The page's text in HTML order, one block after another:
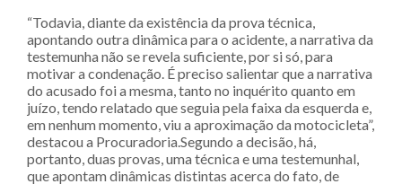
“Todavia, diante da existência da prova técnica,
apontando outra dinâmica para o acidente, a narrativa da
testemunha não se revela suficiente, por si só, para
motivar a condenação. É preciso salientar que a narrativa
do acusado foi a mesma, tanto no inquérito quanto em
juízo, tendo relatado que seguia pela faixa da esquerda e,
em nenhum momento, viu a aproximação da motocicleta”,
destacou a Procuradoria.Segundo a decisão, há,
portanto, duas provas, uma técnica e uma testemunhal,
que apontam dinâmicas distintas acerca do fato, de